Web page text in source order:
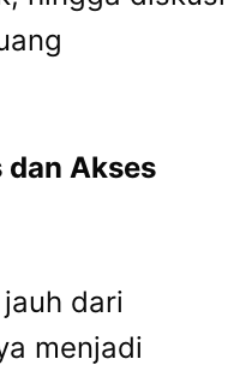
Akses
dari
menjadi